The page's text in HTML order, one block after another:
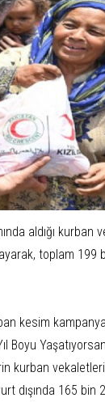
aldığı kurban
toplam 199
kesim
Boyu
kurban
dışında 165 bin